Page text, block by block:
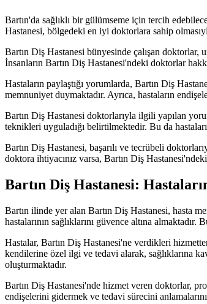
Bartın'da sağlıklı bir gülümseme için tercih
Hastanesi, bölgedeki en iyi doktorlara sahip
Bartın Diş Hastanesi bünyesinde çalışan doktorlar,
İnsanların Bartın Diş Hastanesi'ndeki doktorlar
Hastaların paylaştığı yorumlarda, Bartın Diş
memnuniyet duymaktadır. Ayrıca, hastaların
Bartın Diş Hastanesi doktorlarıyla ilgili yapılan
teknikleri uyguladığı belirtilmektedir. Bu da
Bartın Diş Hastanesi, başarılı ve tecrübeli
doktora ihtiyacınız varsa, Bartın Diş
Bartın Diş Hastanesi:
Bartın ilinde yer alan Bartın Diş Hastanesi, hasta
hastalarının sağlıklarını güvence altına
Hastalar, Bartın Diş Hastanesi'ne verdikleri
kendilerine özel ilgi ve tedavi alarak, sağlıklarına
oluşturmaktadır.
Bartın Diş Hastanesi'nde hizmet veren doktorlar,
endişelerini gidermek ve tedavi sürecini